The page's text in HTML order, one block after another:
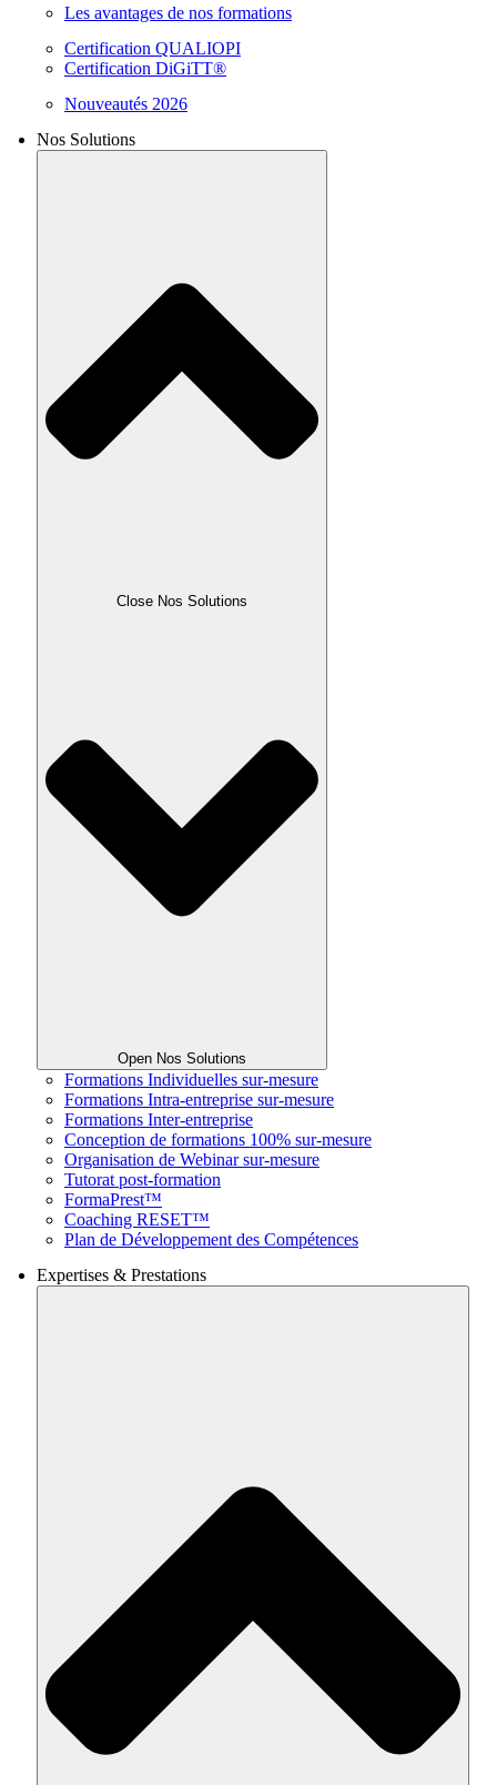
Les avantages de nos formations
Certification QUALIOPI
Certification DiGiTT®
Nouveautés 2026
Nos Solutions
Close Nos Solutions
Open Nos Solutions
Formations Individuelles sur-mesure
Formations Intra-entreprise sur-mesure
Formations Inter-entreprise
Conception de formations 100% sur-mesure
Organisation de Webinar sur-mesure
Tutorat post-formation
FormaPrest™
Coaching RESET™
Plan de Développement des Compétences
Expertises & Prestations